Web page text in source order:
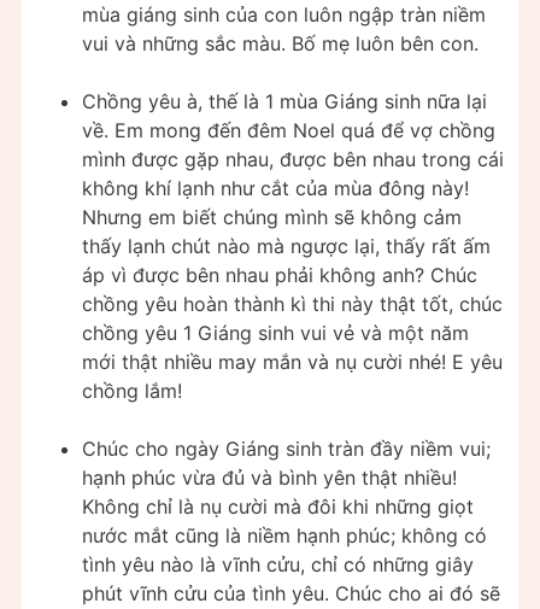
mùa giáng sinh của con luôn ngập tràn niềm
vui và những sắc màu. Bố mẹ luôn bên con.
Chồng yêu à, thế là 1 mùa Giáng sinh nữa lại
về. Em mong đến đêm Noel quá để vợ chồng
mình được gặp nhau, được bên nhau trong cái
không khí lạnh như cắt của mùa đông này!
Nhưng em biết chúng mình sẽ không cảm
thấy lạnh chút nào mà ngược lại, thấy rất ấm
áp vì được bên nhau phải không anh? Chúc
chồng yêu hoàn thành kì thi này thật tốt, chúc
chồng yêu 1 Giáng sinh vui vẻ và một năm
mới thật nhiều may mắn và nụ cười nhé! E yêu
chồng lắm!
Chúc cho ngày Giáng sinh tràn đầy niềm vui;
hạnh phúc vừa đủ và bình yên thật nhiều!
Không chỉ là nụ cười mà đôi khi những giọt
nước mắt cũng là niềm hạnh phúc; không có
tình yêu nào là vĩnh cửu, chỉ có những giây
phút vĩnh cửu của tình yêu. Chúc cho ai đó sẽ